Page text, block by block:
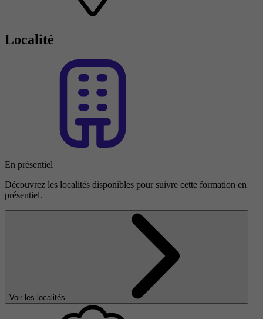
Localité
En présentiel
Découvrez les localités disponibles pour suivre cette formation en
présentiel.
Voir les localités